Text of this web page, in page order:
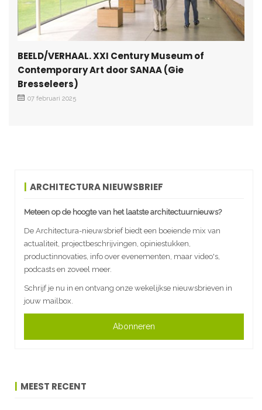
BEELD/VERHAAL. XXI Century Museum of
Contemporary Art door SANAA (Gie
Bresseleers)
07 februari 2025
ARCHITECTURA NIEUWSBRIEF
Meteen op de hoogte van het laatste architectuurnieuws?
De Architectura-nieuwsbrief biedt een boeiende mix van
actualiteit, projectbeschrijvingen, opiniestukken,
productinnovaties, info over evenementen, maar video's,
podcasts en zoveel meer.
Schrijf je nu in en ontvang onze wekelijkse nieuwsbrieven in
jouw mailbox.
Abonneren
MEEST RECENT